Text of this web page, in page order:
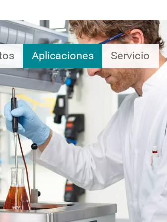
Aplicaciones Servicio